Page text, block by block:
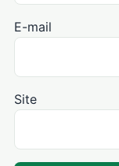
E-mail
Site